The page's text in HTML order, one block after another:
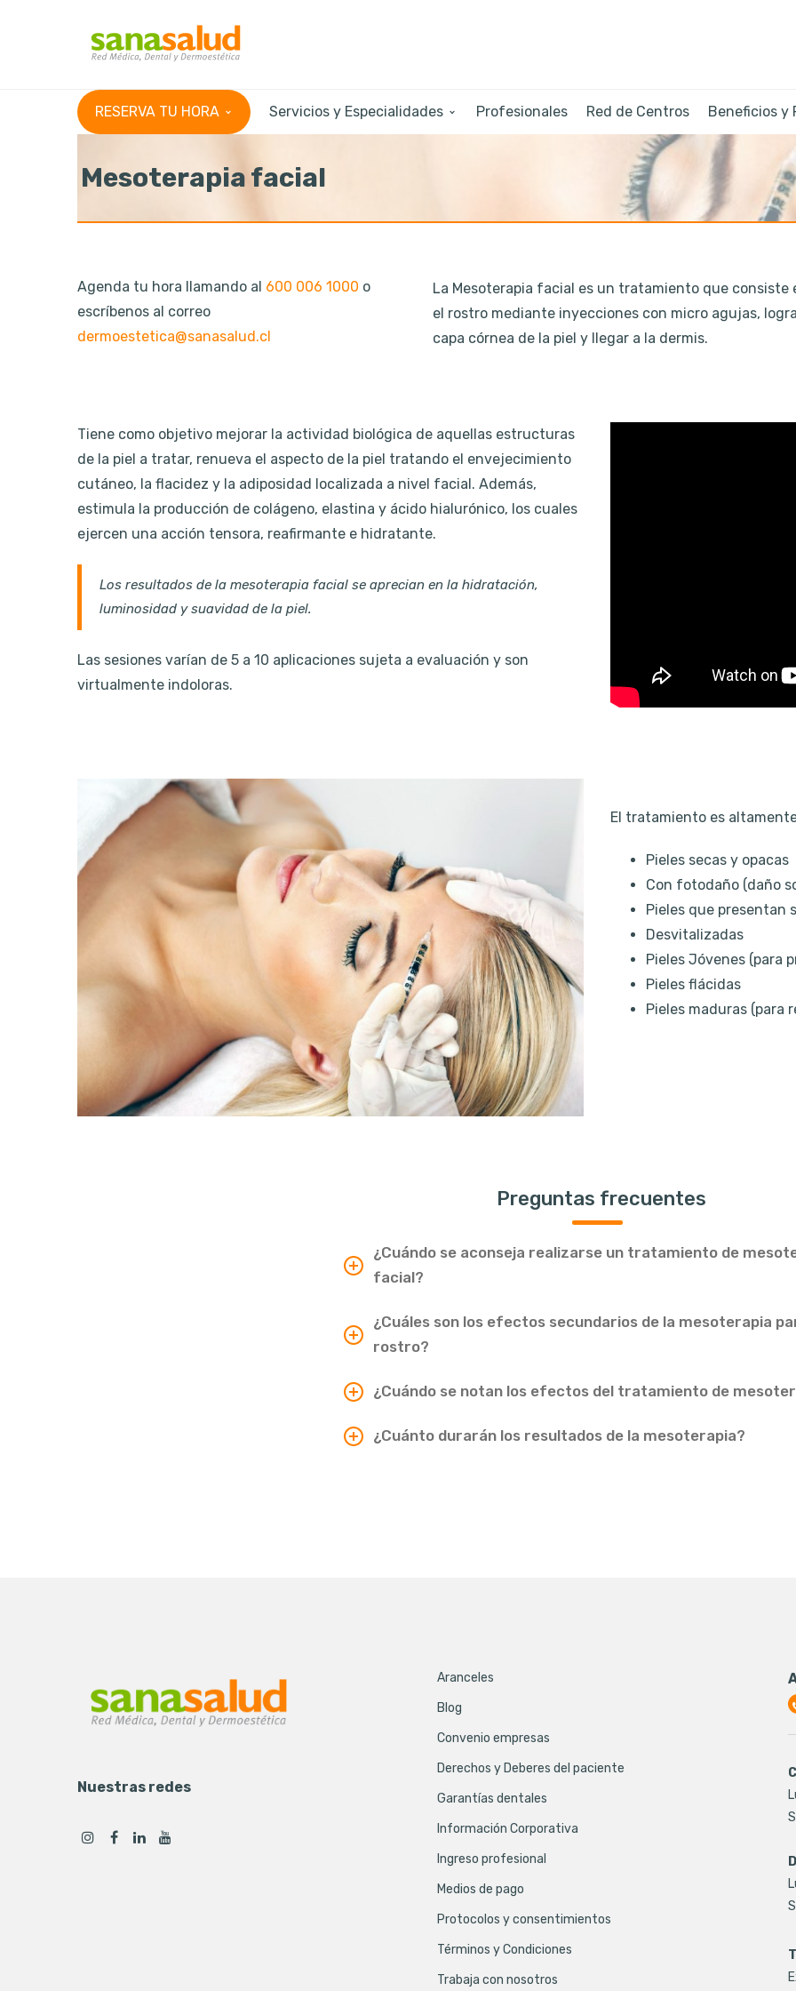
RESERVA TU HORA Servicios y Especialidades Profesionales Red de Centros Beneficios y
Mesoterapia facial
Agenda tu hora llamando al 600 006 1000 o
escríbenos al correo
dermoestetica@sanasalud.cl
La Mesoterapia facial es un tratamiento que
el rostro mediante inyecciones con micro agujas,
capa córnea de la piel y llegar a la dermis.
Tiene como objetivo mejorar la actividad biológica de aquellas estructuras
de la piel a tratar, renueva el aspecto de la piel tratando el envejecimiento
cutáneo, la flacidez y la adiposidad localizada a nivel facial. Además,
estimula la producción de colágeno, elastina y ácido hialurónico, los cuales
ejercen una acción tensora, reafirmante e hidratante.
Los resultados de la mesoterapia facial se aprecian en la hidratación,
luminosidad y suavidad de la piel.
Las sesiones varían de 5 a 10 aplicaciones sujeta a evaluación y son
virtualmente indoloras.
El tratamiento es
Pieles secas y opacas
Con fotodaño (daño
Pieles que presentan
Desvitalizadas
Pieles Jóvenes (para
Pieles flácidas
Pieles maduras (para
Preguntas frecuentes
¿Cuándo se aconseja realizarse un tratamiento de
facial?
¿Cuáles son los efectos secundarios de la mesoterapia
rostro?
¿Cuándo se notan los efectos del tratamiento de
¿Cuánto durarán los resultados de la mesoterapia?
Nuestras redes
Aranceles
Blog
Convenio empresas
Derechos y Deberes del paciente
Garantías dentales
Información Corporativa
Ingreso profesional
Medios de pago
Protocolos y consentimientos
Términos y Condiciones
Trabaja con nosotros